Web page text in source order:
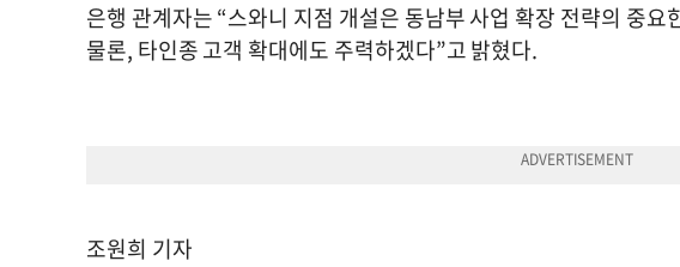
은행 관계자는 “스와니 지점 개설은 동남부 사업 확장 전략의 중
물론, 타인종 고객 확대에도 주력하겠다”고 밝혔다.
조원희 기자